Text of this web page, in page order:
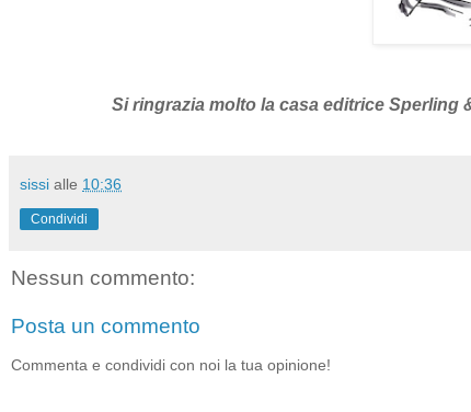
Si ringrazia molto la casa editrice Sperling
sissi alle 10:36
Condividi
Nessun commento:
Posta un commento
Commenta e condividi con noi la tua opinione!